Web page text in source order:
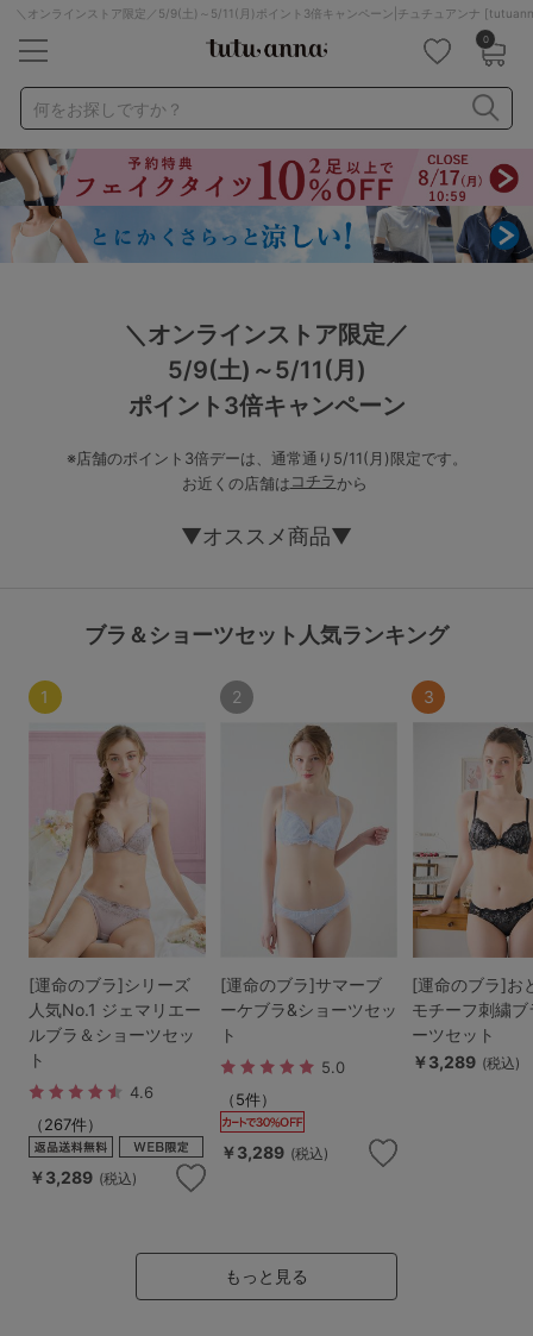
＼オンラインストア限定／5/9(土)～5/11(月)ポイント3倍キャンペーン|チュチュアンナ
0
何をお探しですか？
ナイトブラ ノンワイヤー 特盛ブラ
チューブトップ
折り畳み
パジャマ ストッキング
キャミソール
カテゴリから探す
レッグウェア 下着
ルームウェア ライフスタイル
キッズ
SALE
サイズからブラを探す
A65
B65 B70 B80
C65 C75 C80 C85
D65 D70 D75 D80 D85
E65 E70 E75 E80 E85
F65 F70 F75
G65 G70
H70 H75
SS S M
すべてのサイズを表示する
価格帯から探す
～999円 1,000～1,999円
2,000～2,999円
セールアイテムから探す
＼オンラインストア限定／
5/9(土)～5/11(月)
ポイント3倍キャンペーン
※店舗のポイント3倍デーは、通常通り5/11(月)限定です。
お近くの店舗はコチラから
▼オススメ商品▼
ブラ＆ショーツセット人気ランキング
1
[運命のブラ]シリーズ
人気No.1 ジェマリエー
ルブラ＆ショーツセッ
ト
4.6
（267件）
￥3,289 (税込)
2
[運命のブラ]サマーブ
ーケブラ&ショーツセッ
ト
5.0
（5件）
￥3,289 (税込)
3
[運命のブラ]お
モチーフ刺繍
ーツセット
￥3,289 (税込)
もっと見る